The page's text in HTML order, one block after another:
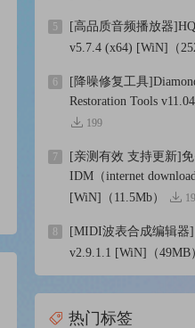
5
[高品质音频播放器
v5.7.4 (x64) [WiN]（
6
[降噪修复工具
Restoration Tools
199
7
[亲测有效 支持更新]
IDM（internet download
[WiN]（11.5Mb）
8
[MIDI波表合成编辑器]
v2.9.1.1 [WiN]（49MB
热门标签